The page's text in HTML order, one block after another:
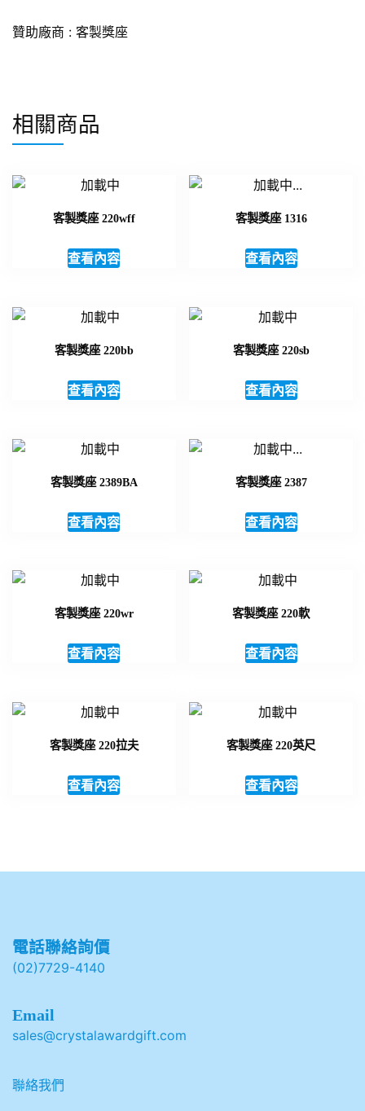
贊助廠商 : 客製獎座
相關商品
客製獎座 220wff
查看內容
客製獎座 1316
查看內容
客製獎座 220bb
查看內容
客製獎座 220sb
查看內容
客製獎座 2389BA
查看內容
客製獎座 2387
查看內容
客製獎座 220wr
查看內容
客製獎座 220軟
查看內容
客製獎座 220拉夫
查看內容
客製獎座 220英尺
查看內容
電話聯絡詢價
(02)7729-4140
Email
sales@crystalawardgift.com
聯絡我們